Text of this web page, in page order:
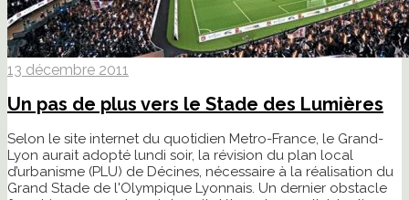
13 décembre 2011
Un pas de plus vers le Stade des Lumières
Selon le site internet du quotidien Metro-France, le Grand-
Lyon aurait adopté lundi soir, la révision du plan local
d’urbanisme (PLU) de Décines, nécessaire à la réalisation du
Grand Stade de l'Olympique Lyonnais. Un dernier obstacle